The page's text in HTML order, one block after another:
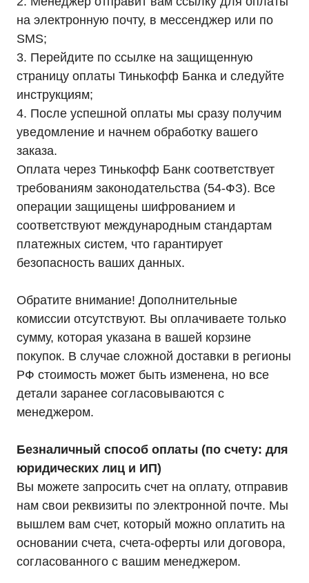
на электронную почту, в мессенджер или по
SMS;
3. Перейдите по ссылке на защищенную
страницу оплаты Тинькофф Банка и следуйте
инструкциям;
4. После успешной оплаты мы сразу получим
уведомление и начнем обработку вашего
заказа.
Оплата через Тинькофф Банк соответствует
требованиям законодательства (54-ФЗ). Все
операции защищены шифрованием и
соответствуют международным стандартам
платежных систем, что гарантирует
безопасность ваших данных.
Обратите внимание! Дополнительные
комиссии отсутствуют. Вы оплачиваете только
сумму, которая указана в вашей корзине
покупок. В случае сложной доставки в регионы
РФ стоимость может быть изменена, но все
детали заранее согласовываются с
менеджером.
Безналичный способ оплаты (по счету: для
юридических лиц и ИП)
Вы можете запросить счет на оплату, отправив
нам свои реквизиты по электронной почте. Мы
вышлем вам счет, который можно оплатить на
основании счета, счета-оферты или договора,
согласованного с вашим менеджером.
Режим работы: Пн-Пт: 9:00 —
18:00
+7 (495) 846-88-98
Адрес:
проезд, д. 10, стр. 11
Информация, размещенная на сайте, не является
Политика конфиденциальности
8 (800) 444-75-17